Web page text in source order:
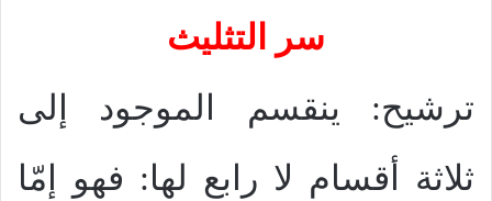
سر التثليث
ترشيح: ينقسم الموجود إلى
ثلاثة أقسام لا رابع لها: فهو إمّا